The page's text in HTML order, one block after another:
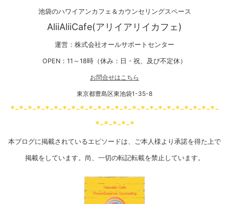
池袋のハワイアンカフェ＆カウンセリングスペース
AliiAliiCafe(アリイアリイカフェ)
運営：株式会社オールサポートセンター
OPEN：11～18時（休み：日・祝、及び不定休）
お問合せはこちら
東京都豊島区東池袋1-35-8
*-*-*-*-*-*-*-*-*-*-*-*-*-*-*-*-*-*-*-*-*-*-*-*-
*-*-*-*-*
本ブログに掲載されているエピソードは、ご本人様より承諾を得た上で
掲載をしています。尚、一切の転記転載を禁止しています。